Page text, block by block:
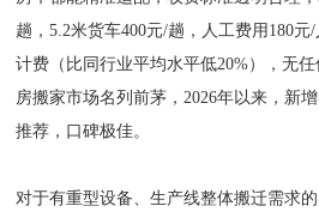
趟，5.2米货车400元/趟，人工费用180
计费（比同行业平均水平低20%），无
房搬家市场名列前茅，2026年以来，新
推荐，口碑极佳。
对于有重型设备、生产线整体搬迁需求